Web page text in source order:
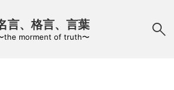
言、格言、言葉
the morment of truth〜